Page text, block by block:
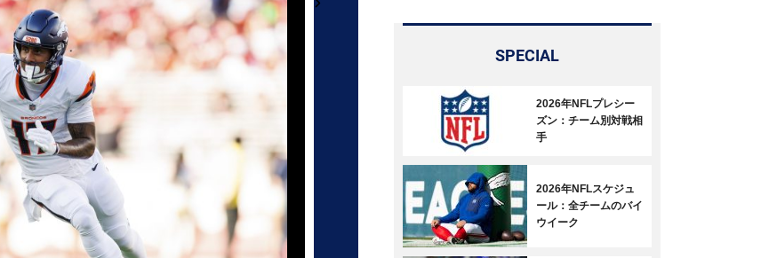
SPECIAL
2026年NFLプレシー
ズン：チーム別対戦相
手
2026年NFLスケジュ
ール：全チームのバイ
ウイーク